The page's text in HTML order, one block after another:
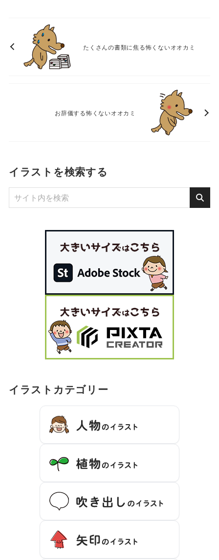
たくさんの書類に焦る怖くないオオカミ
お辞儀する怖くないオオカミ
イラストを検索する
イラストカテゴリー